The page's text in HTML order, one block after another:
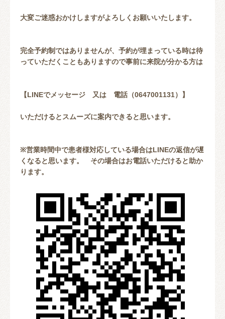
大変ご迷惑おかけしますがよろしくお願いいたします。
完全予約制ではありませんが、予約が埋まっている時は待
っていただくこともありますので事前に来院が分かる方は
【LINEでメッセージ 又は 電話（0647001131）】
いただけるとスムーズに案内できると思います。
※営業時間中で患者様対応している場合はLINEの返信が遅
くなると思います。 その場合はお電話いただけると助か
ります。